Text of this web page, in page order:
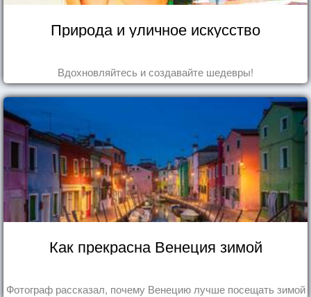
Природа и уличное искусство
Вдохновляйтесь и создавайте шедевры!
Как прекрасна Венеция зимой
Фотограф рассказал, почему Венецию лучше посещать зимой